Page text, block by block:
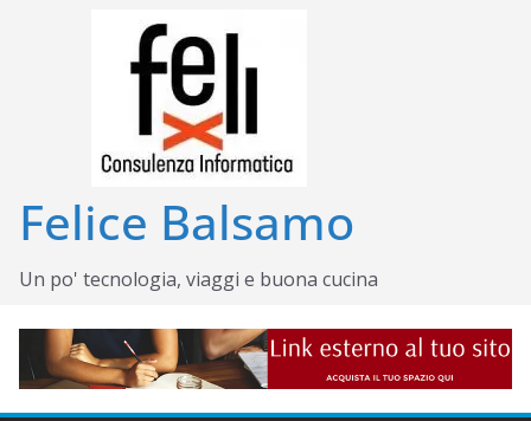
Felice Balsamo
Un po' tecnologia, viaggi e buona cucina